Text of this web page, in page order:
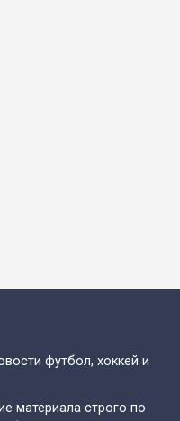
футбол, хоккей и
материала строго по